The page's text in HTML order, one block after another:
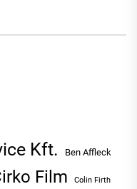
Kft. Ben Affleck
Film Colin Firth